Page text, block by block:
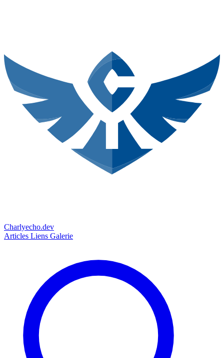
Charlyecho.dev
Articles Liens Galerie